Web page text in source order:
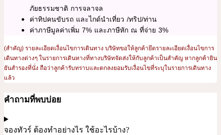
ภัยธรรมชาติ การจลาจล
ค่าทิปคนขับรถ และไกด์นำเที่ยว /ทริป/ท่าน
ค่าภาษีมูลค่าเพิ่ม 7% และภาษีหัก ณ ที่จ่าย 3%
(สำคัญ) รายละเอียดเงื่อนไขการเดินทาง บริษัทขอให้ลูกค้ายึดรายละเอียดเงื่อนไขการ
เดินทางต่างๆ ในรายการเดินทางที่ทางบริษัทจัดส่งให้กับลูกค้าเป็นสำคัญ หากลูกค้ายิน
ยันสำรองที่นั่ง ถือว่าลูกค้ารับทราบและตกลงยอมรับเงื่อนไขที่ระบุในรายการเดินทาง
แล้ว
คำถามที่พบบ่อย
จองทัวร์ ต้องทำอย่างไร ใช้อะไรบ้าง?